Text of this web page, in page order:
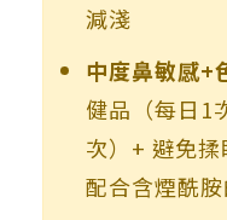
減淺
中度鼻敏感+
健品（每日1
次）+ 避免揉
配合含煙酰